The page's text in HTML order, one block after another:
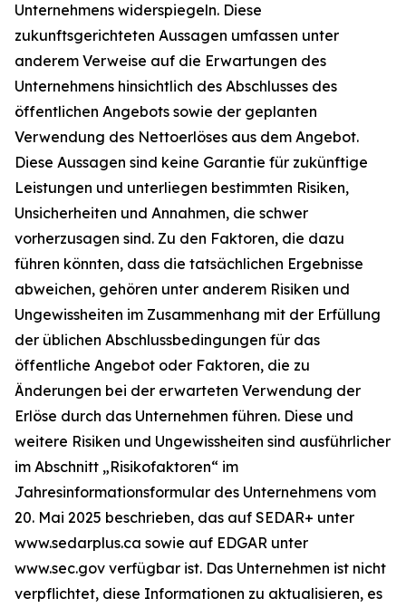
Unternehmens widerspiegeln. Diese
zukunftsgerichteten Aussagen umfassen unter
anderem Verweise auf die Erwartungen des
Unternehmens hinsichtlich des Abschlusses des
öffentlichen Angebots sowie der geplanten
Verwendung des Nettoerlöses aus dem Angebot.
Diese Aussagen sind keine Garantie für zukünftige
Leistungen und unterliegen bestimmten Risiken,
Unsicherheiten und Annahmen, die schwer
vorherzusagen sind. Zu den Faktoren, die dazu
führen könnten, dass die tatsächlichen Ergebnisse
abweichen, gehören unter anderem Risiken und
Ungewissheiten im Zusammenhang mit der Erfüllung
der üblichen Abschlussbedingungen für das
öffentliche Angebot oder Faktoren, die zu
Änderungen bei der erwarteten Verwendung der
Erlöse durch das Unternehmen führen. Diese und
weitere Risiken und Ungewissheiten sind ausführlicher
im Abschnitt „Risikofaktoren“ im
Jahresinformationsformular des Unternehmens vom
20. Mai 2025 beschrieben, das auf SEDAR+ unter
www.sedarplus.ca sowie auf EDGAR unter
www.sec.gov verfügbar ist. Das Unternehmen ist nicht
verpflichtet, diese Informationen zu aktualisieren, es